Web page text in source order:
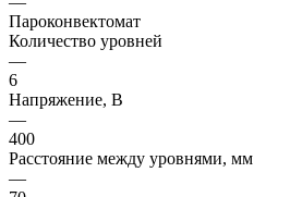
Пароконвектомат
Количество уровней
—
6
Напряжение, В
—
400
Расстояние между уровнями, мм
—